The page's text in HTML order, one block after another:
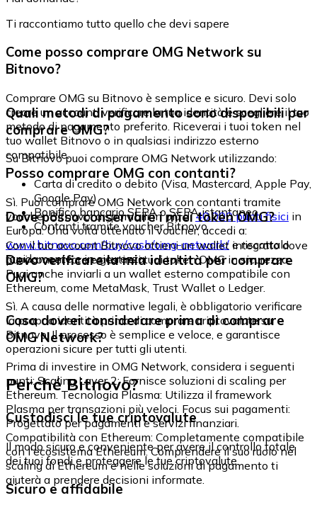
Ti raccontiamo tutto quello che devi sapere
Come posso comprare OMG Network su
Bitnovo?
Comprare OMG su Bitnovo è semplice e sicuro. Devi solo
creare un account, verificare la tua identità e scegliere il tuo
metodo di pagamento preferito. Riceverai i tuoi token nel
tuo wallet Bitnovo o in qualsiasi indirizzo esterno
compatibile.
Quali metodi di pagamento sono disponibili per
comprare OMG?
Su Bitnovo puoi comprare OMG Network utilizzando:
Carta di credito o debito (Visa, Mastercard, Apple Pay,
Google Pay)
Bonifico bancario SEPA o SEPA istantaneo
Contanti tramite voucher Bitnovo
Posso comprare OMG con contanti?
Sì. Puoi comprare OMG Network con contanti tramite
voucher Bitnovo, disponibili in più di40.000 punti fisici in
Europa. Una volta ottenuto il voucher, accedi a:
www.bitnovo.com/buy/cash/omg-network/ e riscattalo
rapidamente e in sicurezza.
Dove posso conservare i miei token OMG?
Con il tuo account Bitnovo ottieni un wallet integrato dove
puoi conservare e gestire i tuoi token OMG in sicurezza.
Puoi anche inviarli a un wallet esterno compatibile con
Ethereum, come MetaMask, Trust Wallet o Ledger.
Devo verificare la mia identità per comprare
OMG?
Sì. A causa delle normative legali, è obbligatorio verificare
la propria identità prima di comprare criptovalute su
Bitnovo. Il processo è semplice e veloce, e garantisce
operazioni sicure per tutti gli utenti.
Cosa dovrei considerare prima di comprare
OMG Network?
Prima di investire in OMG Network, considera i seguenti
punti: Scaling Layer 2: Fornisce soluzioni di scaling per
Ethereum. Tecnologia Plasma: Utilizza il framework
Plasma per transazioni più veloci. Focus sui pagamenti:
Progettato per pagamenti e servizi finanziari.
Compatibilità con Ethereum: Completamente compatibile
con l'ecosistema Ethereum. Comprendere il suo ruolo nel
scaling di Ethereum e nelle soluzioni di pagamento ti
aiuterà a prendere decisioni informate.
Perché Bitnovo?
Custodisci le tue criptovalute
Il modo sicuro e conveniente per avere il controllo totale
dei tuoi fondi e proteggere le tue criptovalute.
Sicuro e affidabile